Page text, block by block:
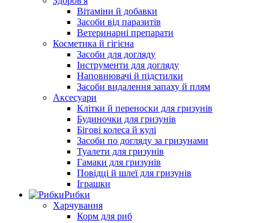
Вітаміни й добавки
Засоби від паразитів
Ветеринарні препарати
Косметика й гігієна
Засоби для догляду
Інструменти для догляду
Наповнювачі й підстилки
Засоби видалення запаху й плям
Аксесуари
Клітки й переноски для гризунів
Будиночки для гризунів
Бігові колеса й кулі
Засоби по догляду за гризунами
Туалети для гризунів
Гамаки для гризунів
Повідці й шлеї для гризунів
Іграшки
Рибки
Харчування
Корм для риб